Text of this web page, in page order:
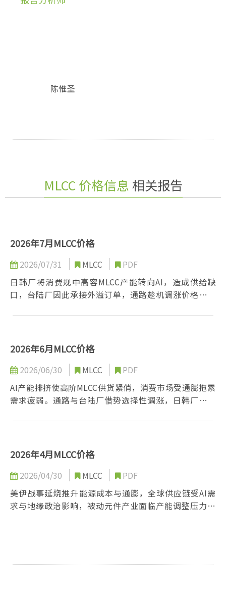
陈惟圣
MLCC 价格信息 相关报告
2026年7月MLCC价格
2026/07/31 MLCC
PDF
日韩厂将消费规中高容MLCC产能转向AI，造成供给缺
口，台陆厂因此承接外溢订单，通路趁机调涨价格，但
位。
2026年6月MLCC价格
2026/06/30 MLCC
PDF
AI产能排挤使高阶MLCC供货紧俏，消费市场受通膨拖累
需求疲弱。通路与台陆厂借势选择性调涨，日韩厂则维
2026年4月MLCC价格
2026/04/30 MLCC
PDF
美伊战事延烧推升能源成本与通膨，全球供应链受AI需
求与地缘政治影响，被动元件产业面临产能调整压力。